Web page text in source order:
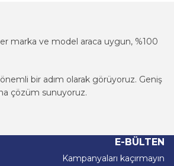
marka ve model araca uygun, %100
bir adım olarak görüyoruz. Geniş
çözüm sunuyoruz.
marka ve model araca uygun, %100
bir adım olarak görüyoruz. Geniş
E-BÜLTEN
Kampanyaları kaçırmayın